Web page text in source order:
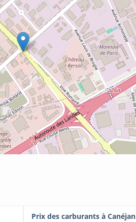
Prix des carburants à Canéjan